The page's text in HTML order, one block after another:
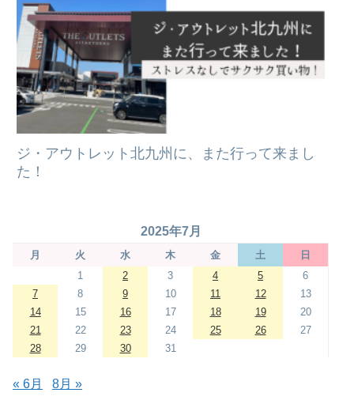
ジ・アウトレット北九州に、また行って来まし
た！
2025年7月
月 火 水 木 金 土
日
1
2 3 4 5
6
7
8 9 10 11 12
13
14
15 16 17 18 19
20
21
22 23 24 25 26
27
28
29 30 31
« 6月 8月 »